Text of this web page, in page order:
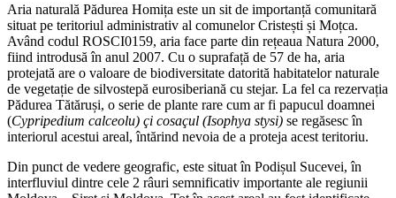
Aria naturală Pădurea Homița este un sit de importanță comunitară
situat pe teritoriul administrativ al comunelor Cristești și Moțca.
Având codul ROSCI0159, aria face parte din rețeaua Natura 2000,
fiind introdusă în anul 2007. Cu o suprafață de 57 de ha, aria
protejată are o valoare de biodiversitate datorită habitatelor naturale
de vegetație de silvostepă eurosiberiană cu stejar. La fel ca rezervația
Pădurea Tătăruși, o serie de plante rare cum ar fi papucul doamnei
(Cypripedium calceolu) çi cosaçul (Isophya stysi) se regăsesc în
interiorul acestui areal, întărind nevoia de a proteja acest teritoriu.
Din punct de vedere geografic, este situat în Podișul Sucevei, în
interfluviul dintre cele 2 râuri semnificativ importante ale regiunii